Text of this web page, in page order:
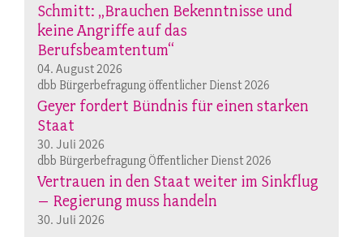
Schmitt: „Brauchen Bekenntnisse und
keine Angriffe auf das
Berufsbeamtentum“
04. August 2026
dbb Bürgerbefragung öffentlicher Dienst 2026
Geyer fordert Bündnis für einen starken
Staat
30. Juli 2026
dbb Bürgerbefragung Öffentlicher Dienst 2026
Vertrauen in den Staat weiter im Sinkflug
– Regierung muss handeln
30. Juli 2026